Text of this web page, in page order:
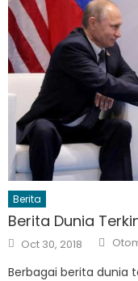
Berita
Berita Dunia
Posted
on
Oct 30, 2018
Berbagai berita dunia